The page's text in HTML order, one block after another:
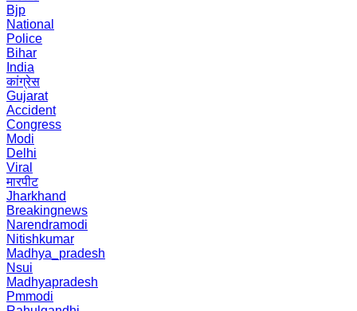
Bjp
National
Police
Bihar
India
कांग्रेस
Gujarat
Accident
Congress
Modi
Delhi
Viral
मारपीट
Jharkhand
Breakingnews
Narendramodi
Nitishkumar
Madhya_pradesh
Nsui
Madhyapradesh
Pmmodi